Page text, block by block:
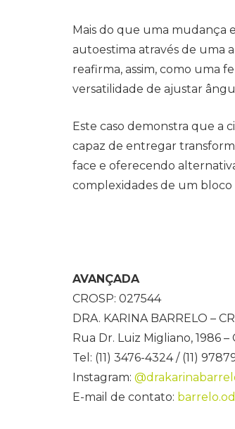
Mais do que uma mudança
autoestima através de uma
reafirma, assim, como uma
versatilidade de ajustar
Este caso demonstra que a
capaz de entregar
face e oferecendo
complexidades de um bloco
AVANÇADA
CROSP: 027544
DRA. KARINA BARRELO –
Rua Dr. Luiz Migliano, 1986
Tel: (11) 3476-4324 / (11)
Instagram:
E-mail de contato: